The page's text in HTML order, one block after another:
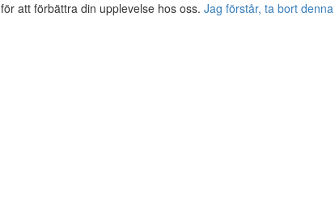
för att förbättra din upplevelse hos oss. Jag förstår, ta bort